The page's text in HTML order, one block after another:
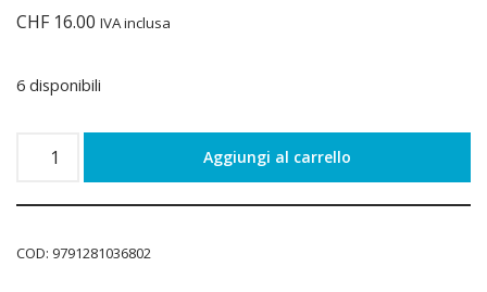
CHF16.00 IVA inclusa
6 disponibili
Aggiungi al carrello
COD: 9791281036802